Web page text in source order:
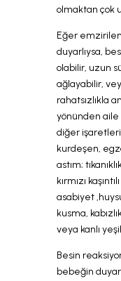
olmaktan çok
Eğer
duyarlıysa,
olabilir, uzun
ağlayabilir,
rahatsızlıkla
yönünden aile
diğer işaretleri
kurdeşen,
astım;
kırmızı
asabiyet
kusma,
veya kanlı
Besin
bebeğin